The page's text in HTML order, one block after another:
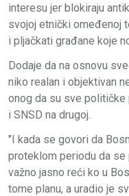
interesu jer blokiraju
svojoj etnički omeđenoj
i pljačkati građane koje
Dodaje da na osnovu
niko realan i objektivan
onog da su sve političke
i SNSD na drugoj.
"I kada se govori da
proteklom periodu da se
važno jasno reći ko u
tome planu, a uradio je